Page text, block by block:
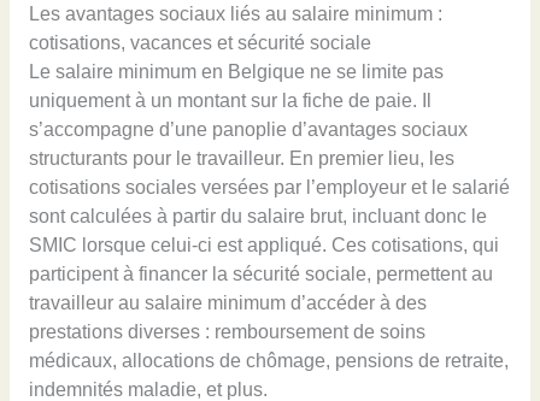
Les avantages sociaux liés au salaire minimum :
cotisations, vacances et sécurité sociale
Le salaire minimum en Belgique ne se limite pas
uniquement à un montant sur la fiche de paie. Il
s’accompagne d’une panoplie d’avantages sociaux
structurants pour le travailleur. En premier lieu, les
cotisations sociales versées par l’employeur et le salarié
sont calculées à partir du salaire brut, incluant donc le
SMIC lorsque celui-ci est appliqué. Ces cotisations, qui
participent à financer la sécurité sociale, permettent au
travailleur au salaire minimum d’accéder à des
prestations diverses : remboursement de soins
médicaux, allocations de chômage, pensions de retraite,
indemnités maladie, et plus.